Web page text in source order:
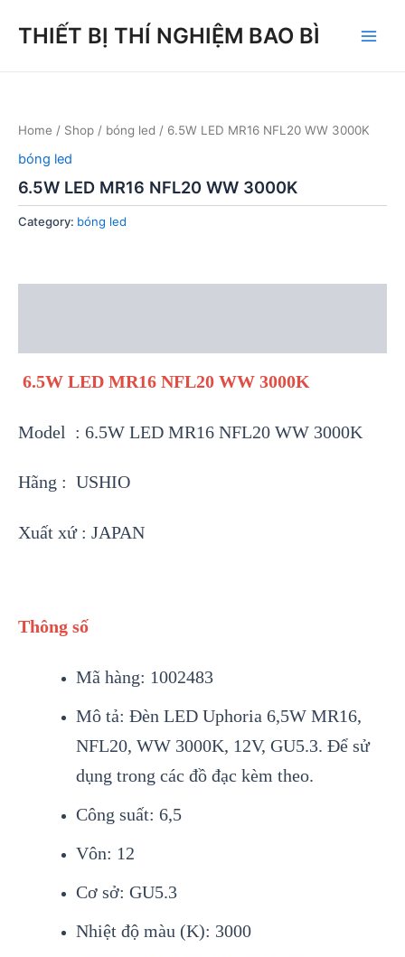
THIẾT BỊ THÍ NGHIỆM BAO BÌ
Home / Shop / bóng led / 6.5W LED MR16 NFL20 WW 3000K
bóng led
6.5W LED MR16 NFL20 WW 3000K
Category: bóng led
6.5W LED MR16 NFL20 WW 3000K
Model : 6.5W LED MR16 NFL20 WW 3000K
Hãng : USHIO
Xuất xứ : JAPAN
Thông số
Mã hàng: 1002483
Mô tả: Đèn LED Uphoria 6,5W MR16,
NFL20, WW 3000K, 12V, GU5.3. Để sử
dụng trong các đồ đạc kèm theo.
Công suất: 6,5
Vôn: 12
Cơ sở: GU5.3
Nhiệt độ màu (K): 3000